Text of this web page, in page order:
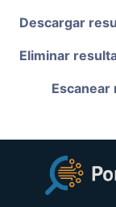
Descargar
Eliminar
Escanear